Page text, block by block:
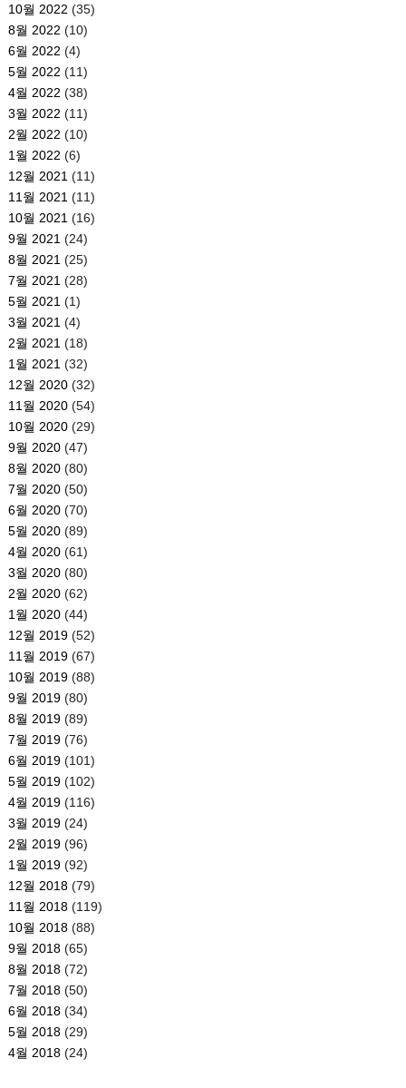
10월 2022 (35)
8월 2022 (10)
6월 2022 (4)
5월 2022 (11)
4월 2022 (38)
3월 2022 (11)
2월 2022 (10)
1월 2022 (6)
12월 2021 (11)
11월 2021 (11)
10월 2021 (16)
9월 2021 (24)
8월 2021 (25)
7월 2021 (28)
5월 2021 (1)
3월 2021 (4)
2월 2021 (18)
1월 2021 (32)
12월 2020(32)
11월 2020(54)
10월 2020(29)
9월 2020(47)
8월 2020(80)
7월 2020(50)
6월 2020(70)
5월 2020(89)
4월 2020(61)
3월 2020(80)
2월 2020(62)
1월 2020(44)
12월 2019(52)
11월 2019(67)
10월 2019(88)
9월 2019(80)
8월 2019(89)
7월 2019(76)
6월 2019(101)
5월 2019(102)
4월 2019(116)
3월 2019(24)
2월 2019(96)
1월 2019(92)
12월 2018(79)
11월 2018(119)
10월 2018(88)
9월 2018(65)
8월 2018(72)
7월 2018(50)
6월 2018(34)
5월 2018(29)
4월 2018(24)